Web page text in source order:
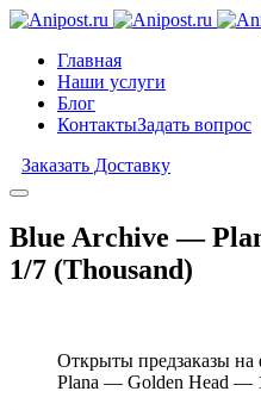
Главная
Наши услуги
Блог
КонтактыЗадать вопрос
Заказать Доставку
Blue Archive —
1/7 (Thousand)
Открыты предзаказы
Plana — Golden Head —